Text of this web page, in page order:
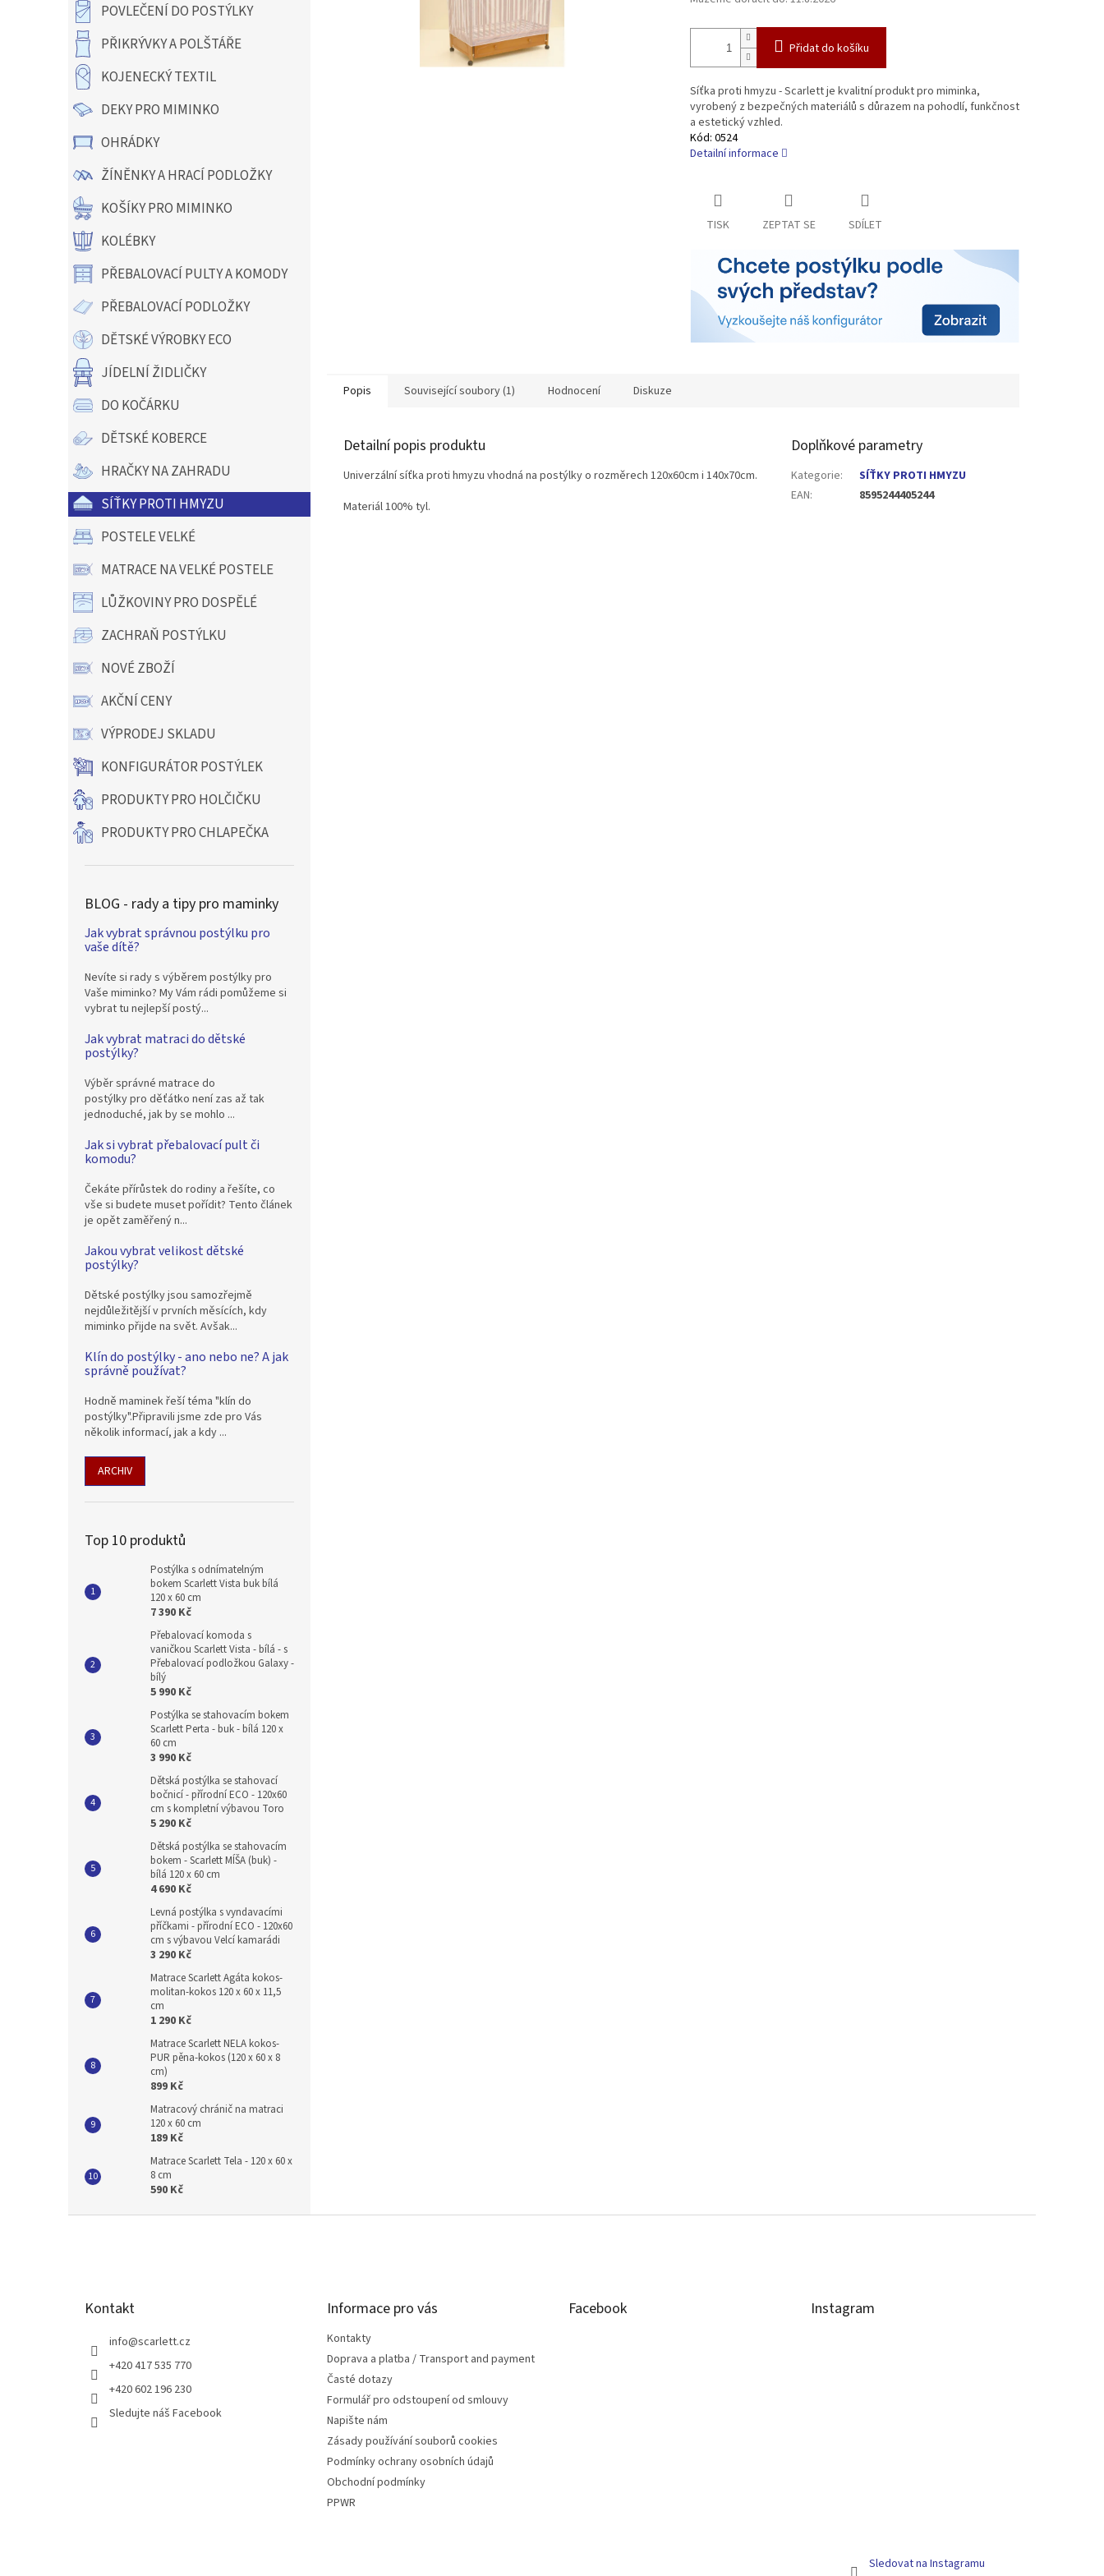
n
POVLEČENÍ DO POSTÝLKY
PŘIKRÝVKY A POLŠTÁŘE
KOJENECKÝ TEXTIL
DEKY PRO MIMINKO
OHRÁDKY
ŽÍNĚNKY A HRACÍ PODLOŽKY
KOŠÍKY PRO MIMINKO
KOLÉBKY
PŘEBALOVACÍ PULTY A KOMODY
PŘEBALOVACÍ PODLOŽKY
DĚTSKÉ VÝROBKY ECO
JÍDELNÍ ŽIDLIČKY
DO KOČÁRKU
DĚTSKÉ KOBERCE
HRAČKY NA ZAHRADU
SÍŤKY PROTI HMYZU
POSTELE VELKÉ
MATRACE NA VELKÉ POSTELE
LŮŽKOVINY PRO DOSPĚLÉ
ZACHRAŇ POSTÝLKU
NOVÉ ZBOŽÍ
AKČNÍ CENY
VÝPRODEJ SKLADU
KONFIGURÁTOR POSTÝLEK
PRODUKTY PRO HOLČIČKU
PRODUKTY PRO CHLAPEČKA
BLOG - rady a tipy pro maminky
Jak vybrat správnou postýlku pro
vaše dítě?
Nevíte si rady s výběrem postýlky pro
Vaše miminko? My Vám rádi pomůžeme si
vybrat tu nejlepší postý...
Jak vybrat matraci do dětské
postýlky?
Výběr správné matrace do
postýlky pro děťátko není zas až tak
jednoduché, jak by se mohlo ...
Jak si vybrat přebalovací pult či
komodu?
Čekáte přírůstek do rodiny a řešíte, co
vše si budete muset pořídit? Tento článek
je opět zaměřený n...
Jakou vybrat velikost dětské
postýlky?
Dětské postýlky jsou samozřejmě
nejdůležitější v prvních měsících, kdy
miminko přijde na svět. Avšak...
Klín do postýlky - ano nebo ne? A jak
správně používat?
Hodně maminek řeší téma "klín do
postýlky".Připravili jsme zde pro Vás
několik informací, jak a kdy ...
ARCHIV
Top 10 produktů
Postýlka s odnímatelným
bokem Scarlett Vista buk bílá
120 x 60 cm
7 390 Kč
Přebalovací komoda s
vaničkou Scarlett Vista - bílá - s
Přebalovací podložkou Galaxy -
bílý
5 990 Kč
Postýlka se stahovacím bokem
Scarlett Perta - buk - bílá 120 x
60 cm
3 990 Kč
Dětská postýlka se stahovací
bočnicí - přírodní ECO - 120x60
cm s kompletní výbavou Toro
5 290 Kč
Dětská postýlka se stahovacím
bokem - Scarlett MÍŠA (buk) -
bílá 120 x 60 cm
4 690 Kč
Levná postýlka s vyndavacími
příčkami - přírodní ECO - 120x60
cm s výbavou Velcí kamarádi
3 290 Kč
Matrace Scarlett Agáta kokos-
molitan-kokos 120 x 60 x 11,5
cm
1 290 Kč
Matrace Scarlett NELA kokos-
PUR pěna-kokos (120 x 60 x 8
cm)
899 Kč
Matracový chránič na matraci
120 x 60 cm
189 Kč
Matrace Scarlett Tela - 120 x 60 x
8 cm
590 Kč
Přidat do košíku
Síťka proti hmyzu - Scarlett je kvalitní produkt pro miminka,
vyrobený z bezpečných materiálů s důrazem na pohodlí, funkčnost
a estetický vzhled.
Kód: 0524
Detailní informace
TISK ZEPTAT SE SDÍLET
Popis Související soubory (1) Hodnocení Diskuze
Detailní popis produktu
Univerzální síťka proti hmyzu vhodná na postýlky o rozměrech 120x60cm i 140x70cm.
Materiál 100% tyl.
Doplňkové parametry
Kategorie:
SÍŤKY PROTI HMYZU
EAN: 8595244405244
Kontakt
info@scarlett.cz
+420 417 535 770
+420 602 196 230
Sledujte náš Facebook
Informace pro vás
Kontakty
Doprava a platba / Transport and payment
Časté dotazy
Formulář pro odstoupení od smlouvy
Napište nám
Zásady používání souborů cookies
Podmínky ochrany osobních údajů
Obchodní podmínky
PPWR
Facebook Instagram
Sledovat na Instagramu